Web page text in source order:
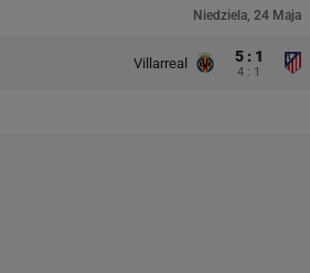
Niedziela, 24 Maja
Villarreal 5 : 1
4 : 1